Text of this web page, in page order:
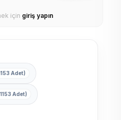
için giriş yapın
Adet)
Adet)